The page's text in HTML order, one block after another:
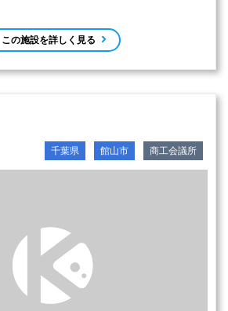
この施設を詳しく見る
千葉県 館山市 商工会議所